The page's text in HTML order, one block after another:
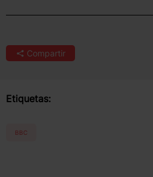
Compartir
Etiquetas:
BBC